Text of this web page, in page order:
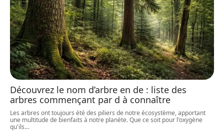
Découvrez le nom d’arbre en de : liste des
arbres commençant par d à connaître
Les arbres ont toujours été des piliers de notre écosystème, apportant
une multitude de bienfaits à notre planète. Que ce soit pour l'oxygène
qu'ils…